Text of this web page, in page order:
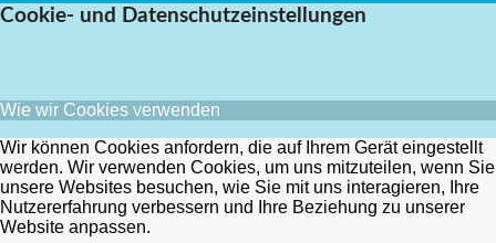
Cookie- und Datenschutzeinstellungen
Wie wir Cookies verwenden
Wir können Cookies anfordern, die auf Ihrem Gerät eingestellt
werden. Wir verwenden Cookies, um uns mitzuteilen, wenn Sie
unsere Websites besuchen, wie Sie mit uns interagieren, Ihre
Nutzererfahrung verbessern und Ihre Beziehung zu unserer
Website anpassen.